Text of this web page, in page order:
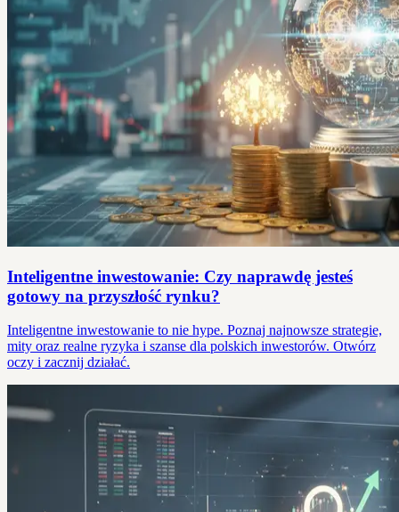
Inteligentne inwestowanie: Czy naprawdę jesteś
gotowy na przyszłość rynku?
Inteligentne inwestowanie to nie hype. Poznaj najnowsze strategie,
mity oraz realne ryzyka i szanse dla polskich inwestorów. Otwórz
oczy i zacznij działać.